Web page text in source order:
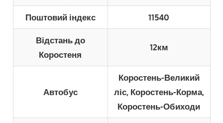
Поштовий індекс 11540
Відстань до
Коростеня
12км
Автобус
Коростень-Великий
ліс, Коростень-Корма,
Коростень-Обиходи